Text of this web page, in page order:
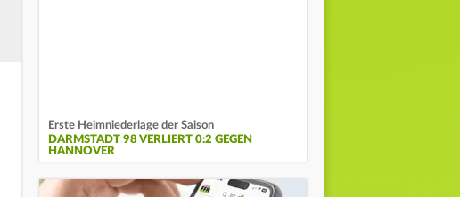
Erste Heimniederlage der Saison
DARMSTADT 98 VERLIERT 0:2 GEGEN
HANNOVER